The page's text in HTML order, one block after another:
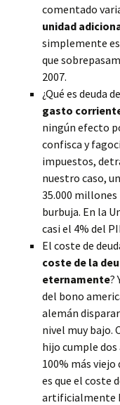
comentado
unidad
simplemente
que
2007.
¿Qué es deuda
gasto
ningún efecto
confisca y
impuestos,
nuestro caso,
35.000 millones
burbuja. En la
casi el 4% del
El coste de
coste de la
eternamente?
del bono
alemán
nivel muy bajo.
hijo cumple
100% más
es que el coste
artificialmente